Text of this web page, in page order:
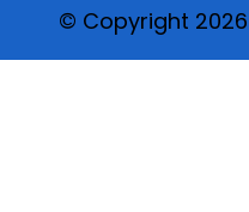
© Copyright